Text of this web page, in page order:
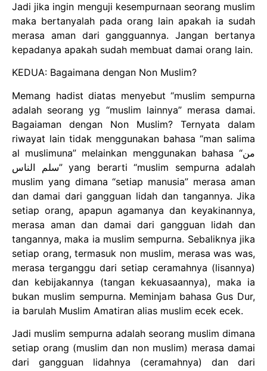
Jadi jika ingin menguji kesempurnaan seorang muslim
maka bertanyalah pada orang lain apakah ia sudah
merasa aman dari gangguannya. Jangan bertanya
kepadanya apakah sudah membuat damai orang lain.
KEDUA: Bagaimana dengan Non Muslim?
Memang hadist diatas menyebut “muslim sempurna
adalah seorang yg “muslim lainnya” merasa damai.
Bagaiaman dengan Non Muslim? Ternyata dalam
riwayat lain tidak menggunakan bahasa “man salima
al muslimuna” melainkan menggunakan bahasa “من
سلم الناس” yang berarti “muslim sempurna adalah
muslim yang dimana “setiap manusia” merasa aman
dan damai dari gangguan lidah dan tangannya. Jika
setiap orang, apapun agamanya dan keyakinannya,
merasa aman dan damai dari gangguan lidah dan
tangannya, maka ia muslim sempurna. Sebaliknya jika
setiap orang, termasuk non muslim, merasa was was,
merasa terganggu dari setiap ceramahnya (lisannya)
dan kebijakannya (tangan kekuasaannya), maka ia
bukan muslim sempurna. Meminjam bahasa Gus Dur,
ia barulah Muslim Amatiran alias muslim ecek ecek.
Jadi muslim sempurna adalah seorang muslim dimana
setiap orang (muslim dan non muslim) merasa damai
dari gangguan lidahnya (ceramahnya) dan dari